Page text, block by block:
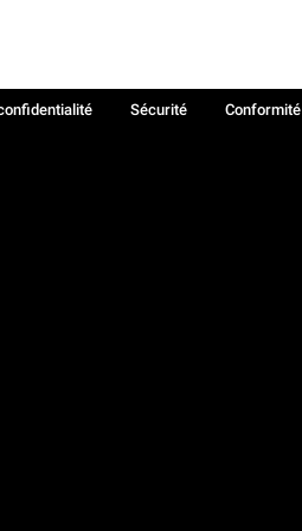
Sécurité Conformité